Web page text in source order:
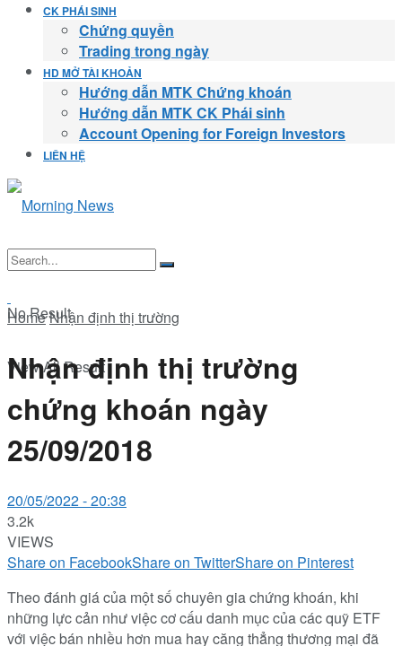
CK PHÁI SINH
Chứng quyền
Trading trong ngày
HD MỞ TÀI KHOẢN
Hướng dẫn MTK Chứng khoán
Hướng dẫn MTK CK Phái sinh
Account Opening for Foreign Investors
LIÊN HỆ
No Result
View All Result
HomeNhận định thị trường
Nhận định thị trường
chứng khoán ngày
25/09/2018
20/05/2022 - 20:38
3.2k
VIEWS
Share on FacebookShare on TwitterShare on Pinterest
Theo đánh giá của một số chuyên gia chứng khoán, khi
những lực cản như việc cơ cấu danh mục của các quỹ ETF
với việc bán nhiều hơn mua hay căng thẳng thương mại đã